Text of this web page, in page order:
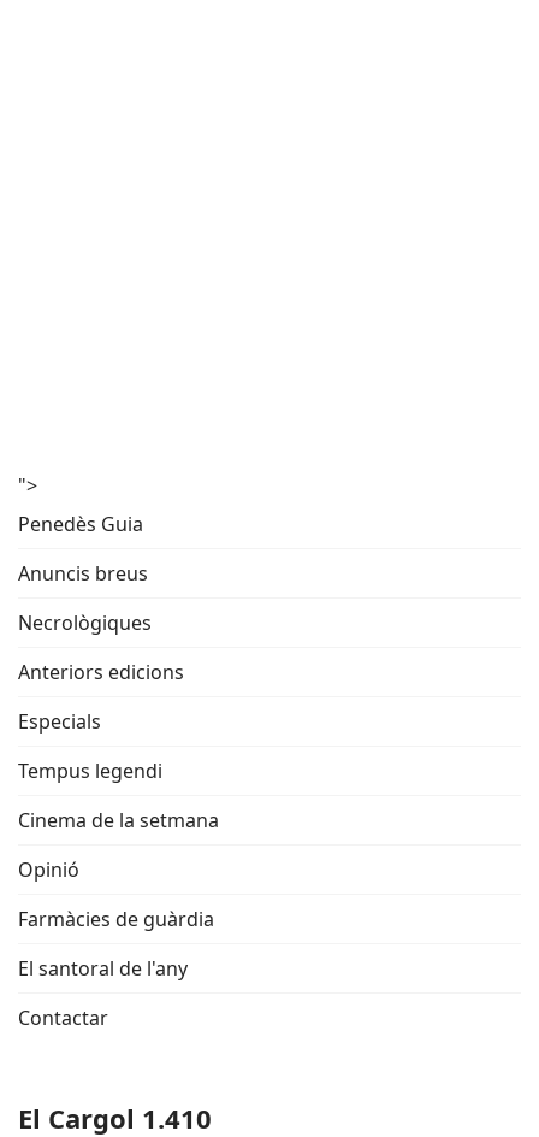
">
Penedès Guia
Anuncis breus
Necrològiques
Anteriors edicions
Especials
Tempus legendi
Cinema de la setmana
Opinió
Farmàcies de guàrdia
El santoral de l'any
Contactar
El Cargol 1.410